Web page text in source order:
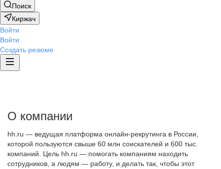
Поиск
Киржач
Войти
Войти
Создать резюме
О компании
hh.ru — ведущая платформа онлайн-рекрутинга в России,
которой пользуются свыше 60 млн соискателей и 600 тыс.
компаний. Цель hh.ru — помогать компаниям находить
сотрудников, а людям — работу, и делать так, чтобы этот